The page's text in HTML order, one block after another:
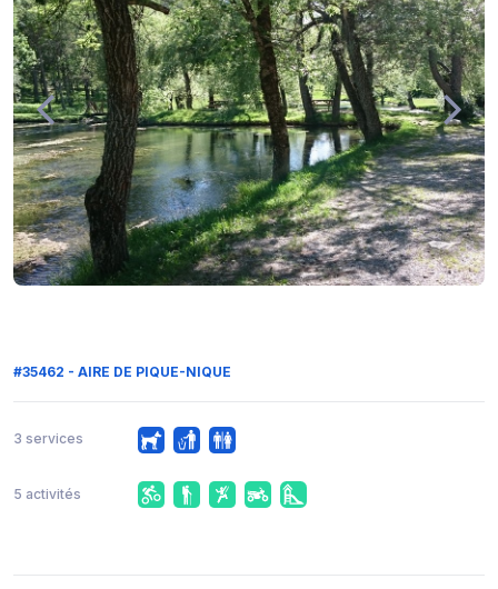
#35462 - AIRE DE PIQUE-NIQUE
3 services
5 activités